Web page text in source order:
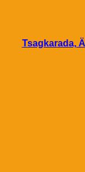
Tsagkarada,